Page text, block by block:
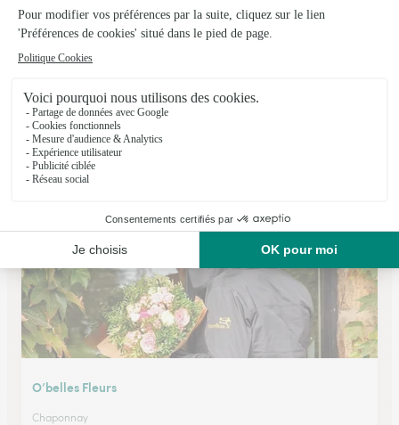
Les Fleurs de Decines
Decines Charpieu
★★★★★3.9 (198)
291 avenue Jean Jaurès
O’belles Fleurs
Chaponnay